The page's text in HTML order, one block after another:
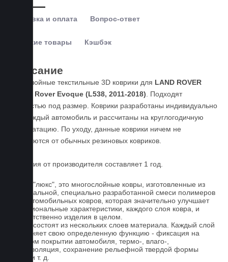
Доставка и оплата Вопрос-ответ
Похожие товары Кэшбэк
Описание
Пятислойные текстильные 3D коврики для LAND ROVER
Range Rover Evoque (L538, 2011-2018) . Подходят
полностью под размер. Коврики разработаны индивидуально
под каждый автомобиль и рассчитаны на круглогодичную
эксплуатацию. По уходу, данные коврики ничем не
отличаются от обычных резиновых ковриков.
Гарантия от производителя составляет 1 год.
Ковры "люкс", это многослойные ковры, изготовленные из
оригинальной, специально разработанной смеси полимеров
для автомобильных ковров, которая значительно улучшает
функциональные характеристики, каждого слоя ковра, и
соответственно изделия в целом.
Ковры состоят из нескольких слоев материала. Каждый слой
выполняет свою определенную функцию - фиксация на
штатном покрытии автомобиля, термо-, влаго-,
звукоизоляция, сохранение рельефной твердой формы
ковра и т. д.